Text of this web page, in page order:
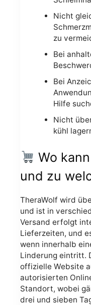
Nicht
zu
Bei
Bei
Hilfe
Nicht
kühl
Wo
und zu
TheraWolf wird
und ist in
Versand erfolgt
Lieferzeiten, und
wenn innerhalb
Linderung eintritt.
offizielle Website
autorisierten
Standort, wobei
drei und sieben